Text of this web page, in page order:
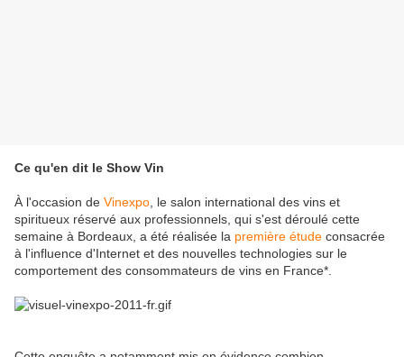
Ce qu'en dit le Show Vin
À l'occasion de Vinexpo , le salon international des vins et
spiritueux réservé aux professionnels, qui s'est déroulé cette
semaine à Bordeaux, a été réalisée la première étude consacrée
à l'influence d'Internet et des nouvelles technologies sur le
comportement des consommateurs de vins en France*.